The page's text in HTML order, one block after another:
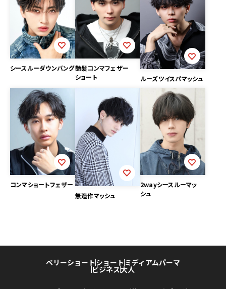
シースルーダウンバング艶髪コンマフェザー
ショート
ルーズツイスパマッシュ
コンマショートフェザー
無造作マッシュ
2wayシースルーマッ
シュ
ベリーショートショート ミディアムパーマ
ビジネス大人